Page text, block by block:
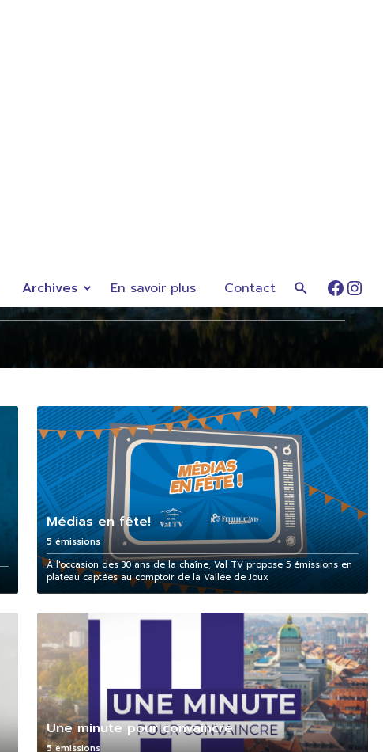
Médias en fête!
5 émissions
À l'occasion des 30 ans de la chaîne, Val TV propose 5 émissions en
plateau captées au comptoir de la Vallée de Joux
Une minute pour convaincre
5 émissions